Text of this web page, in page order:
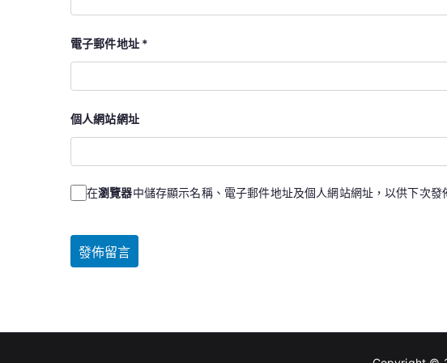
電子郵件地址 *
個人網站網址
在瀏覽器中儲存顯示名稱、電子郵件地址及個人網站網址，以供下次發